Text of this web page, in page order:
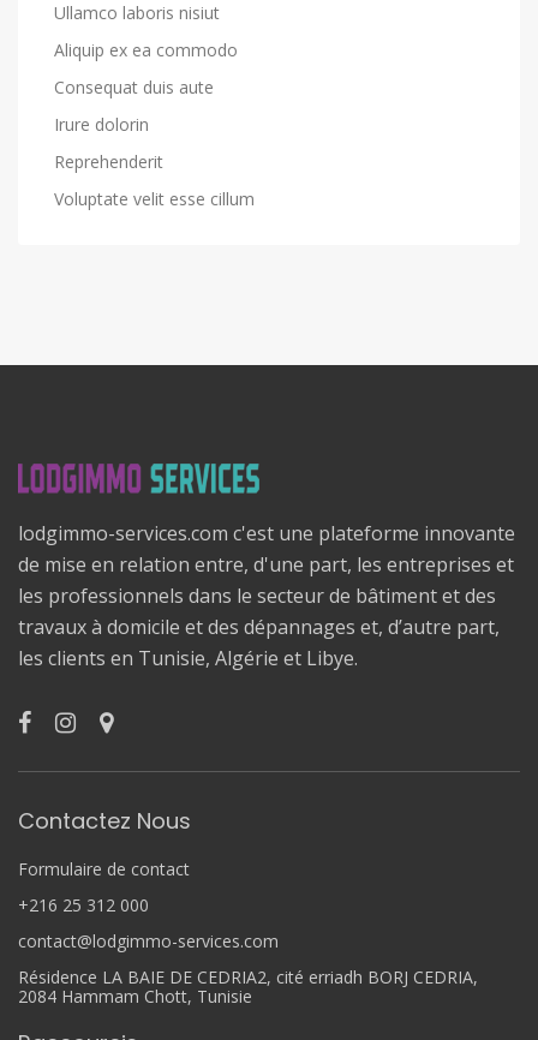
Ullamco laboris nisiut
Aliquip ex ea commodo
Consequat duis aute
Irure dolorin
Reprehenderit
Voluptate velit esse cillum
lodgimmo-services.com c'est une plateforme innovante
de mise en relation entre, d'une part, les entreprises et
les professionnels dans le secteur de bâtiment et des
travaux à domicile et des dépannages et, d’autre part,
les clients en Tunisie, Algérie et Libye.
Contactez Nous
Formulaire de contact
+216 25 312 000
contact@lodgimmo-services.com
Résidence LA BAIE DE CEDRIA2, cité erriadh BORJ CEDRIA,
2084 Hammam Chott, Tunisie